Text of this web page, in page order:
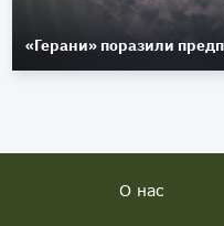
«Герани» поразили
О нас